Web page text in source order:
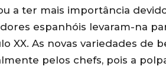
a ter mais importância
espanhóis levaram-na
XX. As novas variedades de
pelos chefs, pois a